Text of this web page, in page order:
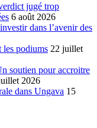
jugé trop
6 août 2026
dans l’avenir des
les podiums 22 juillet
soutien pour accroitre
2026
dans Ungava 15